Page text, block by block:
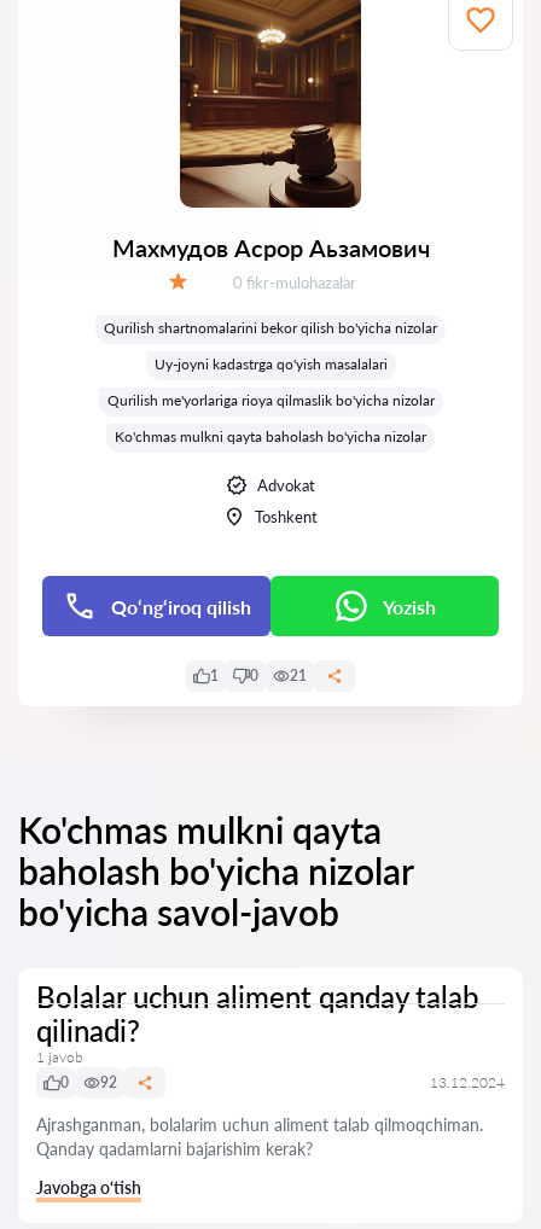
Махмудов Асрор Аьзамович
Fikrlar:
0 fikr-mulohazalar
Qurilish shartnomalarini bekor qilish bo'yicha nizolar
Uy-joyni kadastrga qo'yish masalalari
Qurilish me'yorlariga rioya qilmaslik bo'yicha nizolar
Ko'chmas mulkni qayta baholash bo'yicha nizolar
Advokat
Toshkent
Qo‘ng‘iroq qilish Yozish
1 0 21
Ko'chmas mulkni qayta
baholash bo'yicha nizolar
bo'yicha savol-javob
Bolalar uchun aliment qanday talab
qilinadi?
1 javob
0
92 13.12.2024
Ajrashganman, bolalarim uchun aliment talab qilmoqchiman.
Qanday qadamlarni bajarishim kerak?
Javobga o‘tish